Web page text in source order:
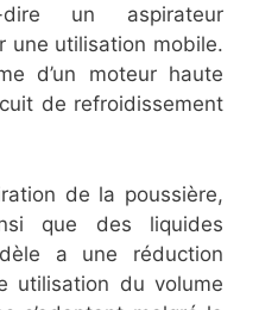
dire un aspirateur
une utilisation mobile.
d’un moteur haute
de refroidissement
de la poussière,
que des liquides
a une réduction
utilisation du volume